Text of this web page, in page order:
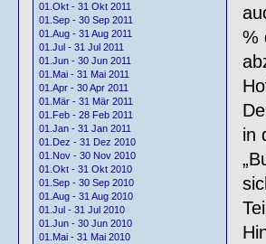
01.Okt - 31 Okt 2011
01.Sep - 30 Sep 2011
01.Aug - 31 Aug 2011
01.Jul - 31 Jul 2011
01.Jun - 30 Jun 2011
01.Mai - 31 Mai 2011
01.Apr - 30 Apr 2011
01.Mär - 31 Mär 2011
01.Feb - 28 Feb 2011
01.Jan - 31 Jan 2011
01.Dez - 31 Dez 2010
01.Nov - 30 Nov 2010
01.Okt - 31 Okt 2010
01.Sep - 30 Sep 2010
01.Aug - 31 Aug 2010
01.Jul - 31 Jul 2010
01.Jun - 30 Jun 2010
01.Mai - 31 Mai 2010
%
in